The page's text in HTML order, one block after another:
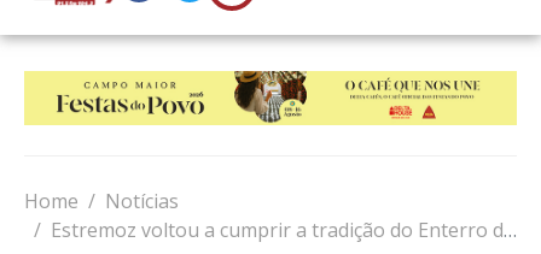
Home
Notícias
Estremoz voltou a cumprir a tradição do Enterro do Carnaval